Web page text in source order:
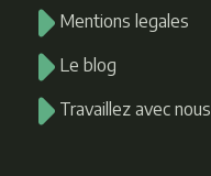
Mentions legales
Le blog
Travaillez avec nous